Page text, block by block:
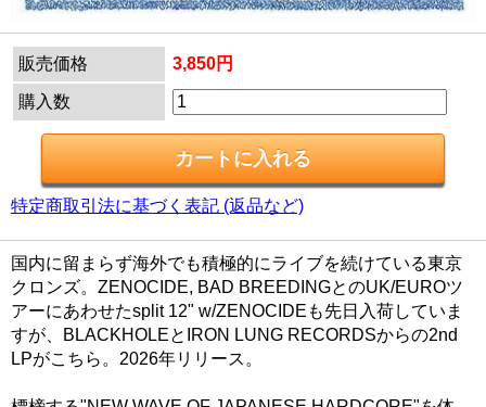
販売価格 3,850円
購入数
特定商取引法に基づく表記 (返品など)
国内に留まらず海外でも積極的にライブを続けている東京
クロンズ。ZENOCIDE, BAD BREEDINGとのUK/EUROツ
アーにあわせたsplit 12" w/ZENOCIDEも先日入荷していま
すが、BLACKHOLEとIRON LUNG RECORDSからの2nd
LPがこちら。2026年リリース。